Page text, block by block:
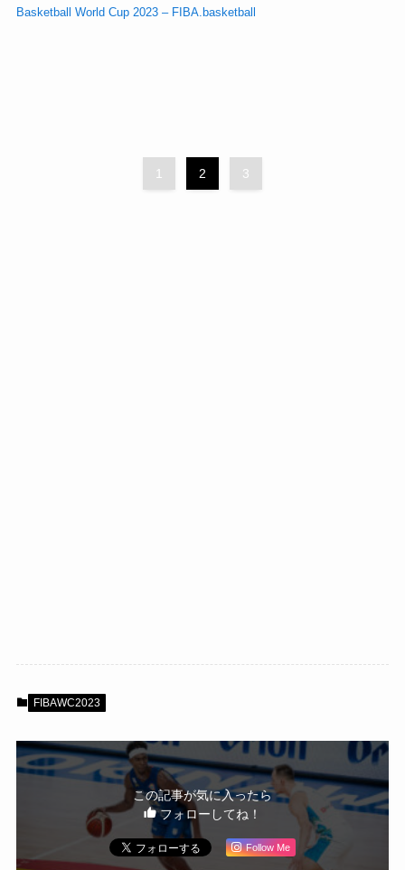
Basketball World Cup 2023 – FIBA.basketball
1 2 3
FIBAWC2023
この記事が気に入ったら
フォローしてね！
Follow Me